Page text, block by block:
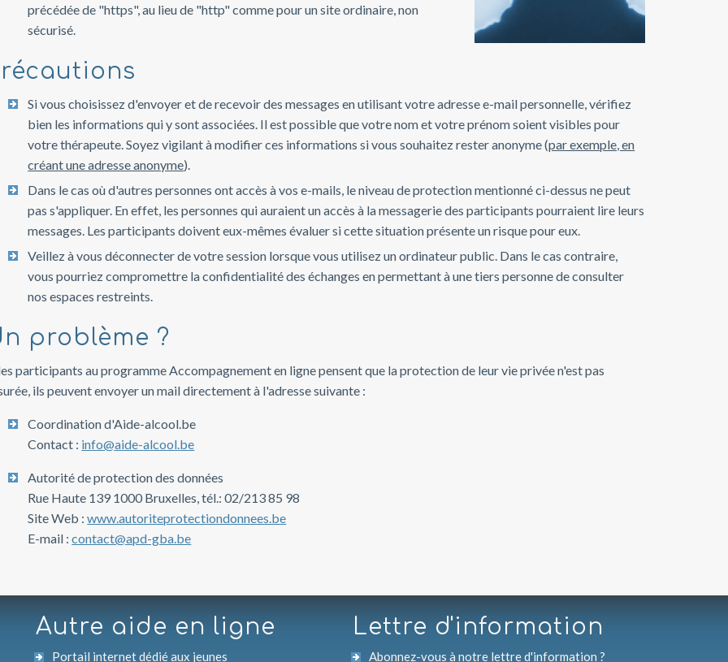
précédée de "https", au lieu de "http" comme pour un site ordinaire, non
sécurisé.
Si vous choisissez d'envoyer et de recevoir des messages en utilisant votre adresse e-mail personnelle, vérifiez
bien les informations qui y sont associées. Il est possible que votre nom et votre prénom soient visibles pour
votre thérapeute. Soyez vigilant à modifier ces informations si vous souhaitez rester anonyme (par exemple, en
créant une adresse anonyme).
Dans le cas où d'autres personnes ont accès à vos e-mails, le niveau de protection mentionné ci-dessus ne peut
pas s'appliquer. En effet, les personnes qui auraient un accès à la messagerie des participants pourraient lire leurs
messages. Les participants doivent eux-mêmes évaluer si cette situation présente un risque pour eux.
Veillez à vous déconnecter de votre session lorsque vous utilisez un ordinateur public. Dans le cas contraire,
vous pourriez compromettre la confidentialité des échanges en permettant à une tiers personne de consulter
nos espaces restreints.
problème ?
participants au programme Accompagnement en ligne pensent que la protection de leur vie privée n'est pas
ils peuvent envoyer un mail directement à l'adresse suivante :
Coordination d'Aide-alcool.be
Contact : info@aide-alcool.be
Autorité de protection des données
Rue Haute 139 1000 Bruxelles, tél.: 02/213 85 98
Site Web :www.autoriteprotectiondonnees.be
E-mail :contact@apd-gba.be
Autre aide en ligne
Portail internet dédié aux jeunes
Lettre d'information
Abonnez-vous à notre lettre d'information ?